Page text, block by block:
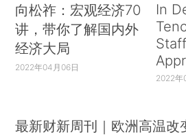
向松祚：宏观经济70
讲，带你了解国内外
经济大局
2022年04月06日
In
2022年
最新财新周刊｜欧洲高温改